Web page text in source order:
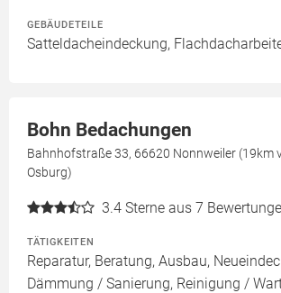
GEBÄUDETEILE
Satteldacheindeckung,
Bohn Bedachungen
Bahnhofstraße 33, 66620 Nonnweiler (19km
Osburg)
3.4 Sterne aus 7
TÄTIGKEITEN
Reparatur, Beratung, Ausbau,
Dämmung / Sanierung, Reinigung /